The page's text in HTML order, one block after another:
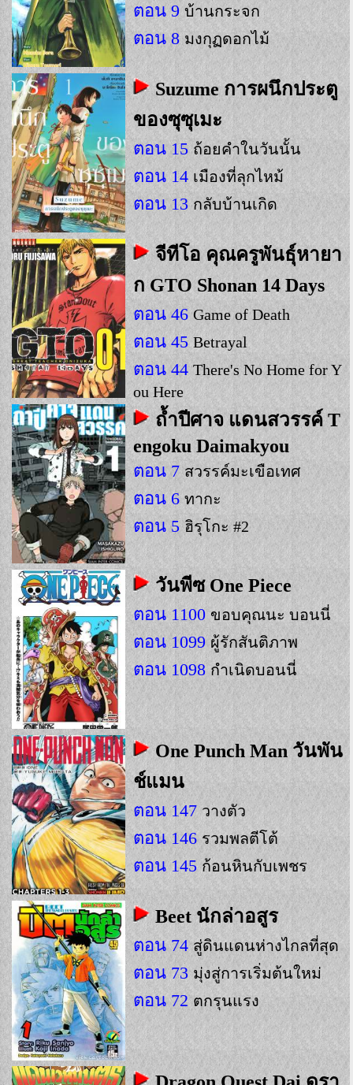
ตอน 9 บ้านกระจก
ตอน 8 มงกุฏดอกไม้
Suzume การผนึกประตู
ของซุซุเมะ
ตอน 15 ถ้อยคำในวันนั้น
ตอน 14 เมืองที่ลุกไหม้
ตอน 13 กลับบ้านเกิด
จีทีโอ คุณครูพันธุ์หายา
ก GTO Shonan 14 Days
ตอน 46 Game of Death
ตอน 45 Betrayal
ตอน 44 There's No Home for Y
ou Here
ถ้ำปีศาจ แดนสวรรค์ T
engoku Daimakyou
ตอน 7 สวรรค์มะเขือเทศ
ตอน 6 ทากะ
ตอน 5 ฮิรุโกะ #2
วันพีซ One Piece
ตอน 1100 ขอบคุณนะ บอนนี่
ตอน 1099 ผู้รักสันติภาพ
ตอน 1098 กำเนิดบอนนี่
One Punch Man วันพัน
ช์แมน
ตอน 147 วางตัว
ตอน 146 รวมพลตีโต้
ตอน 145 ก้อนหินกับเพชร
Beet นักล่าอสูร
ตอน 74 สู่ดินแดนห่างไกลที่สุด
ตอน 73 มุ่งสู่การเริ่มต้นใหม่
ตอน 72 ตกรุนแรง